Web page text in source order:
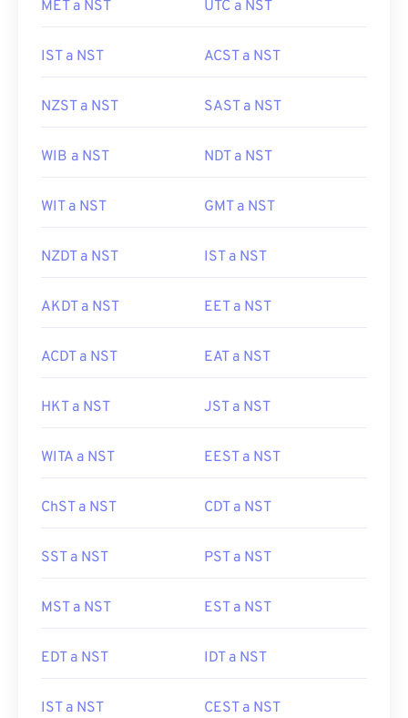
MET a NST UTC a NST
IST a NST ACST a NST
NZST a NST SAST a NST
WIB a NST NDT a NST
WIT a NST GMT a NST
NZDT a NST IST a NST
AKDT a NST EET a NST
ACDT a NST EAT a NST
HKT a NST JST a NST
WITA a NST EEST a NST
ChST a NST CDT a NST
SST a NST PST a NST
MST a NST EST a NST
EDT a NST IDT a NST
IST a NST CEST a NST